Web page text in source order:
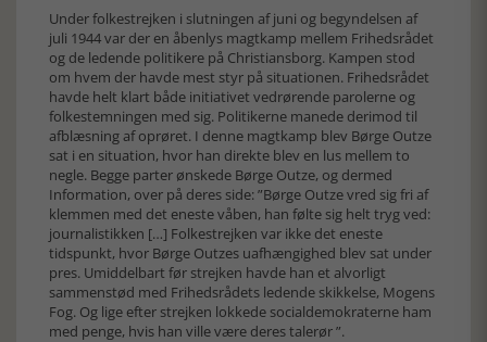
Under folkestrejken i slutningen af juni og begyndelsen af
juli 1944 var der en åbenlys magtkamp mellem Frihedsrådet
og de ledende politikere på Christiansborg. Kampen stod
om hvem der havde mest styr på situationen. Frihedsrådet
havde helt klart både initiativet vedrørende parolerne og
folkestemningen med sig. Politikerne manede derimod til
afblæsning af oprøret. I denne magtkamp blev Børge Outze
sat i en situation, hvor han direkte blev en lus mellem to
negle. Begge parter ønskede Børge Outze, og dermed
Information, over på deres side: ”Børge Outze vred sig fri af
klemmen med det eneste våben, han følte sig helt tryg ved:
journalistikken […] Folkestrejken var ikke det eneste
tidspunkt, hvor Børge Outzes uafhængighed blev sat under
pres. Umiddelbart før strejken havde han et alvorligt
sammenstød med Frihedsrådets ledende skikkelse, Mogens
Fog. Og lige efter strejken lokkede socialdemokraterne ham
med penge, hvis han ville være deres talerør ”.